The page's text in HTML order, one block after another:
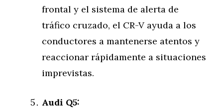
frontal y el sistema de alerta de
tráfico cruzado, el CR-V ayuda a los
conductores a mantenerse atentos y
reaccionar rápidamente a situaciones
imprevistas.
Audi Q5: